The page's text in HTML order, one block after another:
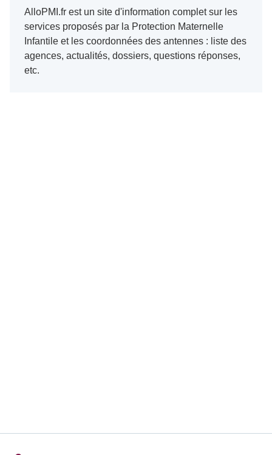
AlloPMI.fr est un site d'information complet sur les
services proposés par la Protection Maternelle
Infantile et les coordonnées des antennes : liste des
agences, actualités, dossiers, questions réponses,
etc.